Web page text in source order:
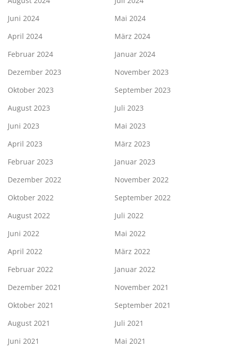
Juni 2024
Mai 2024
April 2024
März 2024
Februar 2024
Januar 2024
Dezember 2023
November 2023
Oktober 2023
September 2023
August 2023
Juli 2023
Juni 2023
Mai 2023
April 2023
März 2023
Februar 2023
Januar 2023
Dezember 2022
November 2022
Oktober 2022
September 2022
August 2022
Juli 2022
Juni 2022
Mai 2022
April 2022
März 2022
Februar 2022
Januar 2022
Dezember 2021
November 2021
Oktober 2021
September 2021
August 2021
Juli 2021
Juni 2021
Mai 2021